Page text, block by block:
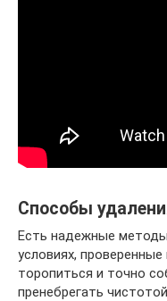
Способы
Есть надежные
условиях,
торопиться и точно
пренебрегать